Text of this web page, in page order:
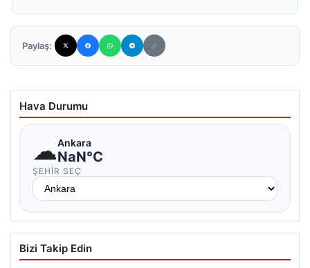
Paylaş:
Hava Durumu
☁Ankara
NaN°C
ŞEHIR SEÇ
Bizi Takip Edin